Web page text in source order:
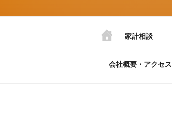
家計相談
会社概要・アクセス